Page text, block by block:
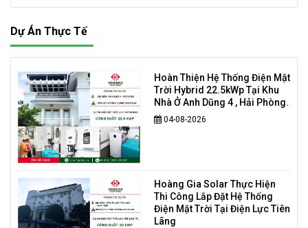
Dự Án Thực Tế
Hoàn Thiện Hệ Thống Điện Mặt
Trời Hybrid 22.5kWp Tại Khu
Nhà Ở Anh Dũng 4 , Hải Phòng.
04-08-2026
Hoàng Gia Solar Thực Hiện
Thi Công Lắp Đặt Hệ Thống
Điện Mặt Trời Tại Điện Lực Tiên
Lãng